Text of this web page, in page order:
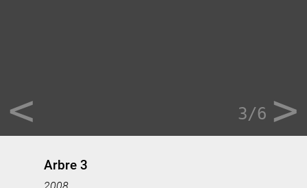
< 3/6 >
Arbre 3